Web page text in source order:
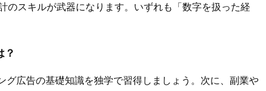
のスキルが武器になります。いずれも「数字を扱った経
？
グ広告の基礎知識を独学で習得しましょう。次に、副業や